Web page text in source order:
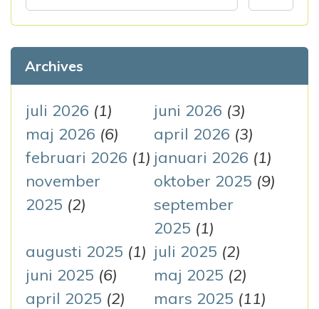
g
e
r
ö
e
f
t
e
r
:
Archives
juli 2026 (1) juni 2026 (3)
maj 2026 (6) april 2026 (3)
februari 2026 (1) januari 2026 (1)
november
2025 (2)
oktober 2025 (9)
september
2025 (1)
augusti 2025 (1) juli 2025 (2)
juni 2025 (6) maj 2025 (2)
april 2025 (2) mars 2025 (11)